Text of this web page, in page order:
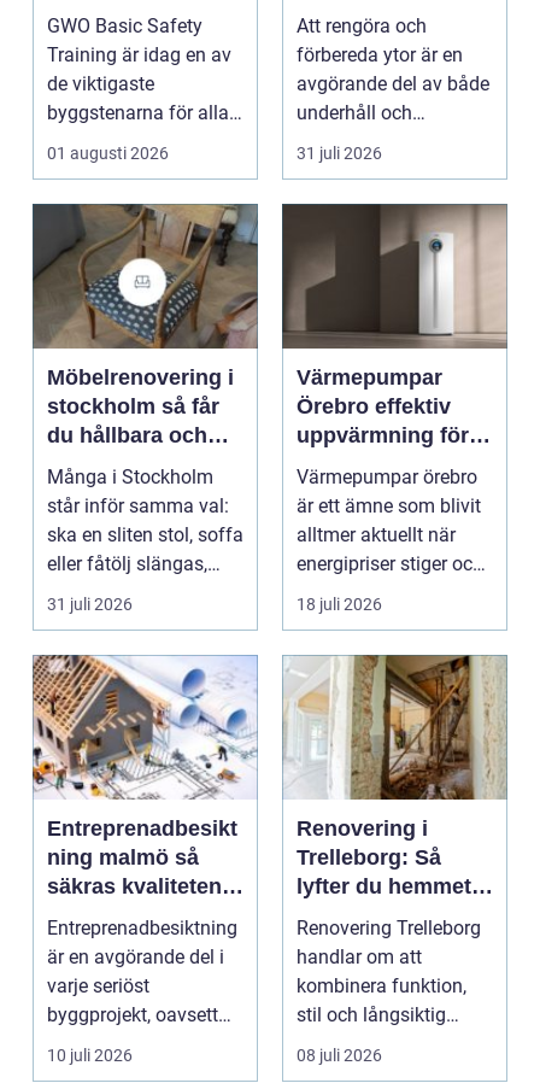
vindkraftsbransch
en
GWO Basic Safety
Training är idag en av
de viktigaste
byggstenarna för alla
som vill arbet...
01 augusti 2026
proffs och
hantverkare
Att rengöra och
förbereda ytor är en
avgörande del av både
underhåll och
renovering. Färg, rost,
smu...
31 juli 2026
Möbelrenovering i
stockholm så får
du hållbara och
vackra möbler
Många i Stockholm
står inför samma val:
ska en sliten stol, soffa
eller fåtölj slängas,
säljas billi...
31 juli 2026
Värmepumpar
Örebro effektiv
uppvärmning för
hus och
fastigheter
Värmepumpar örebro
är ett ämne som blivit
alltmer aktuellt när
energipriser stiger och
fler vill sän...
18 juli 2026
Entreprenadbesikt
ning malmö så
säkras kvaliteten i
byggprojekt
Entreprenadbesiktning
är en avgörande del i
varje seriöst
byggprojekt, oavsett
om det handlar om en
10 juli 2026
Renovering i
Trelleborg: Så
lyfter du hemmet
på ett smart sätt
Renovering Trelleborg
handlar om att
kombinera funktion,
stil och långsiktig
ekonomi i samma p...
08 juli 2026